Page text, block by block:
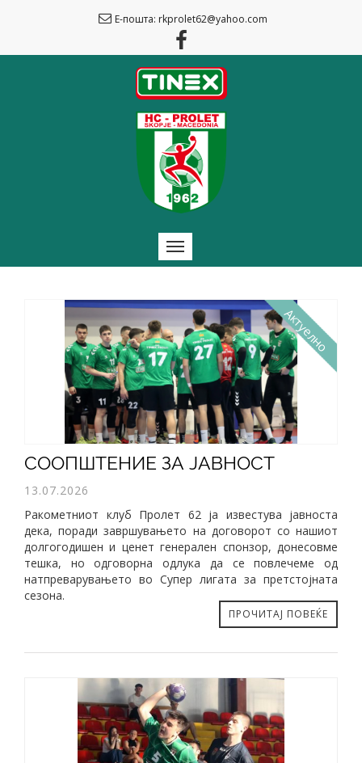
Е-пошта: rkprolet62@yahoo.com
Актуелно
СООПШТЕНИЕ ЗА ЈАВНОСТ
13.07.2026
Ракометниот клуб Пролет 62 ја известува јавноста
дека, поради завршувањето на договорот со нашиот
долгогодишен и ценет генерален спонзор, донесовме
тешка, но одговорна одлука да се повлечеме од
натпреварувањето во Супер лигата за претстојната
сезона.
ПРОЧИТАЈ ПОВЕЌЕ